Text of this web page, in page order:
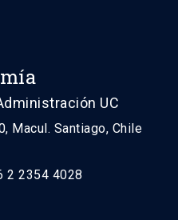
UC
Macul. Santiago, Chile
2 2354 4028